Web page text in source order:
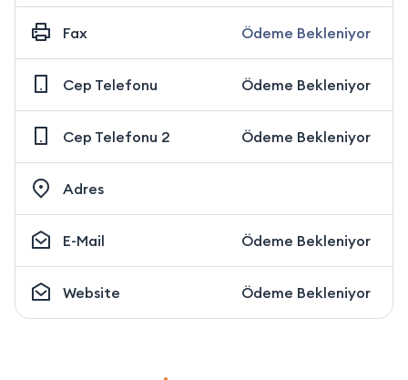
Fax Ödeme Bekleniyor
Cep Telefonu Ödeme Bekleniyor
Cep Telefonu 2 Ödeme Bekleniyor
Adres
E-Mail Ödeme Bekleniyor
Website Ödeme Bekleniyor